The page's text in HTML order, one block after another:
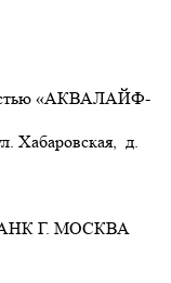
«АКВАЛАЙФ-
Хабаровская, д.
Г. МОСКВА